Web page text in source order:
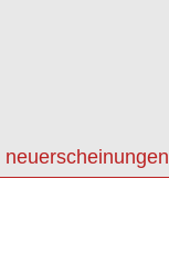
neuerscheinungen